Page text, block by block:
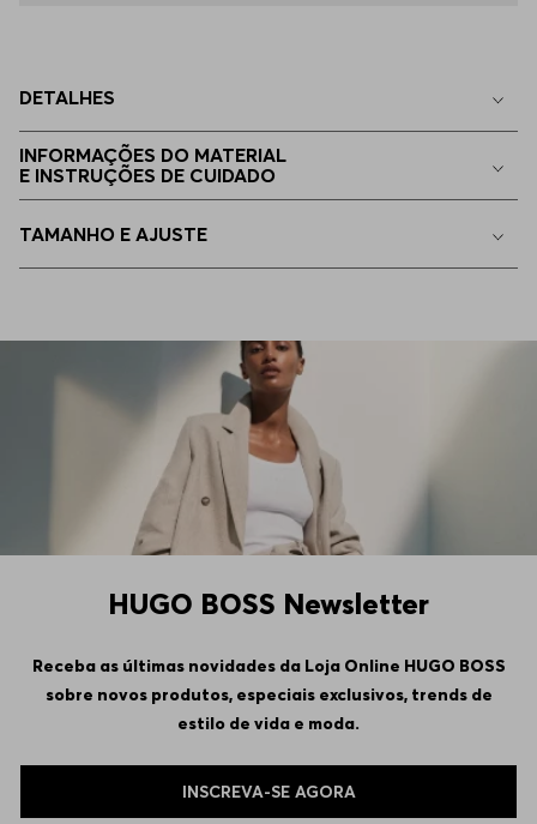
34 Indisponível
44 Indisponível
46 Indisponível
DETALHES
INFORMAÇÕES DO MATERIAL
E INSTRUÇÕES DE CUIDADO
TAMANHO E AJUSTE
HUGO BOSS Newsletter
Receba as últimas novidades da Loja Online HUGO BOSS
sobre novos produtos, especiais exclusivos, trends de
estilo de vida e moda.
INSCREVA-SE AGORA